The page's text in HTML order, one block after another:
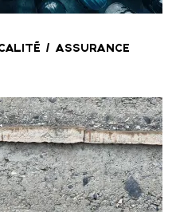
/ ASSURANCE